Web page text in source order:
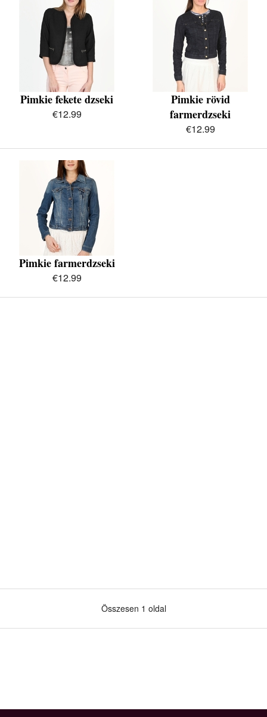
Pimkie fekete dzseki
€12.99
Pimkie rövid
farmerdzseki
€12.99
Pimkie farmerdzseki
€12.99
Összesen 1 oldal